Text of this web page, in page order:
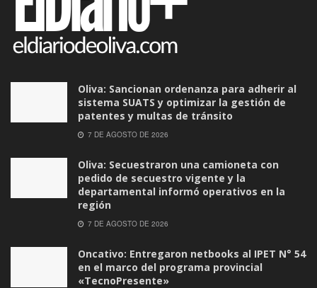
Oliva: Sancionan ordenanza para adherir al
sistema SUATS y optimizar la gestión de
patentes y multas de tránsito
7 DE AGOSTO DE 2026
Oliva: Secuestraron una camioneta con
pedido de secuestro vigente y la
departamental informó operativos en la
región
7 DE AGOSTO DE 2026
Oncativo: Entregaron netbooks al IPET N° 54
en el marco del programa provincial
«TecnoPresente»